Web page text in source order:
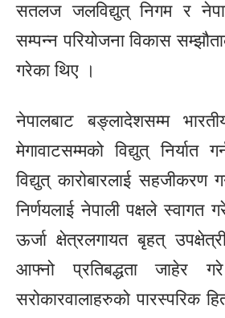
सतलज जलविद्युत् निगम र
सम्पन्न परियोजना विकास
गरेका थिए ।
नेपालबाट बङ्लादेशसम्म
मेगावाटसम्मको विद्युत् निर्यात
विद्युत् कारोबारलाई सहजीकरण
निर्णयलाई नेपाली पक्षले
ऊर्जा क्षेत्रलगायत बृहत्
आफ्नो प्रतिबद्धता
सरोकारवालाहरुको पारस्परिक